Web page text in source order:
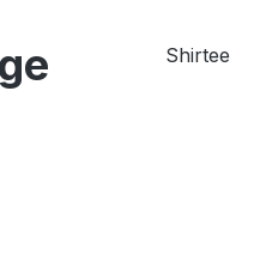
Shirtee